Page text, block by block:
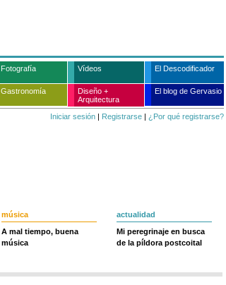
Fotografía Vídeos El Descodificador
Gastronomía
Diseño +
Arquitectura
El blog de Gervasio
Iniciar sesión | Registrarse | ¿Por qué registrarse?
música
A mal tiempo, buena
música
actualidad
Mi peregrinaje en busca
de la píldora postcoital